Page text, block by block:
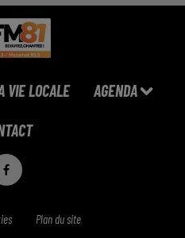
VIE LOCALE AGENDA
Plan du site